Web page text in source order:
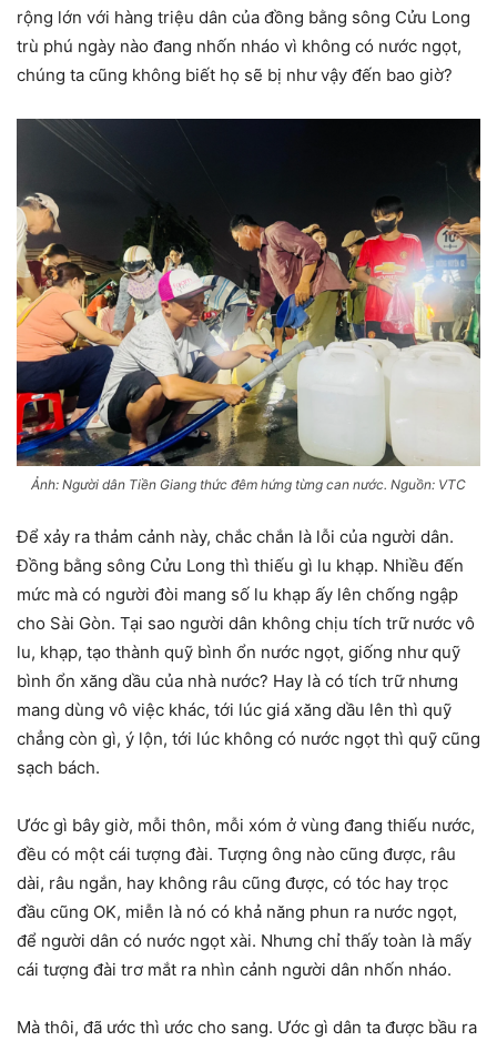
rộng lớn với hàng triệu dân của đồng bằng sông Cửu Long
trù phú ngày nào đang nhốn nháo vì không có nước ngọt,
chúng ta cũng không biết họ sẽ bị như vậy đến bao giờ?
Ảnh: Người dân Tiền Giang thức đêm hứng từng can nước. Nguồn: VTC
Để xảy ra thảm cảnh này, chắc chắn là lỗi của người dân.
Đồng bằng sông Cửu Long thì thiếu gì lu khạp. Nhiều đến
mức mà có người đòi mang số lu khạp ấy lên chống ngập
cho Sài Gòn. Tại sao người dân không chịu tích trữ nước vô
lu, khạp, tạo thành quỹ bình ổn nước ngọt, giống như quỹ
bình ổn xăng dầu của nhà nước? Hay là có tích trữ nhưng
mang dùng vô việc khác, tới lúc giá xăng dầu lên thì quỹ
chẳng còn gì, ý lộn, tới lúc không có nước ngọt thì quỹ cũng
sạch bách.
Ước gì bây giờ, mỗi thôn, mỗi xóm ở vùng đang thiếu nước,
đều có một cái tượng đài. Tượng ông nào cũng được, râu
dài, râu ngắn, hay không râu cũng được, có tóc hay trọc
đầu cũng OK, miễn là nó có khả năng phun ra nước ngọt,
để người dân có nước ngọt xài. Nhưng chỉ thấy toàn là mấy
cái tượng đài trơ mắt ra nhìn cảnh người dân nhốn nháo.
Mà thôi, đã ước thì ước cho sang. Ước gì dân ta được bầu ra